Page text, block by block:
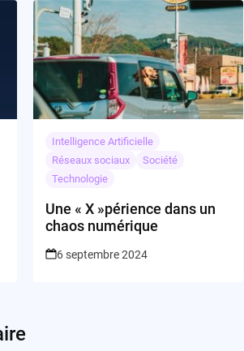
Intelligence Artificielle
Réseaux sociaux
Société
Technologie
Une « X »périence dans un
chaos numérique
6 septembre 2024